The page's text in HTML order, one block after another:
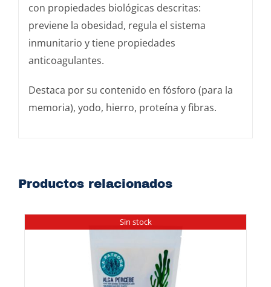
con propiedades biológicas descritas:
previene la obesidad, regula el sistema
inmunitario y tiene propiedades
anticoagulantes.
Destaca por su contenido en fósforo (para la
memoria), yodo, hierro, proteína y fibras.
Productos relacionados
Sin stock